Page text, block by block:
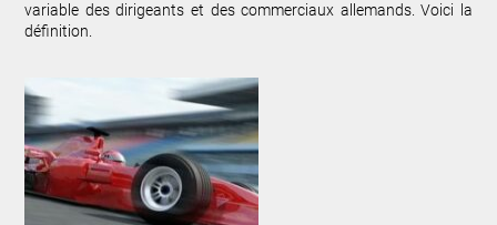
variable des dirigeants et des commerciaux allemands. Voici la
définition.